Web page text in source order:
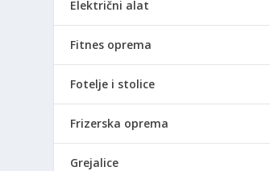
Električni alat
Fitnes oprema
Fotelje i stolice
Frizerska oprema
Grejalice